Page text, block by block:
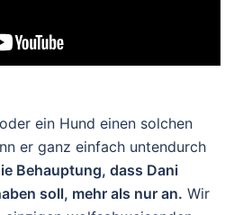
ein Hund einen solchen
er ganz einfach untendurch
Behauptung, dass Dani
soll, mehr als nur an. Wir